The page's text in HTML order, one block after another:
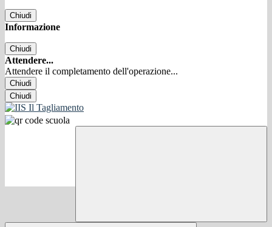
Chiudi
Informazione
Chiudi
Attendere...
Attendere il completamento dell'operazione...
Chiudi
Chiudi